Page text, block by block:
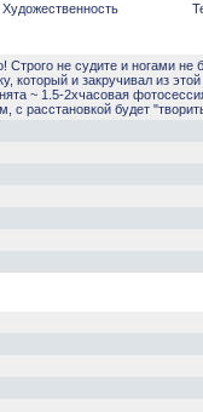
Художественность
не судите и ногами не
который и закручивал из
~ 1.5-2хчасовая
расстановкой будет